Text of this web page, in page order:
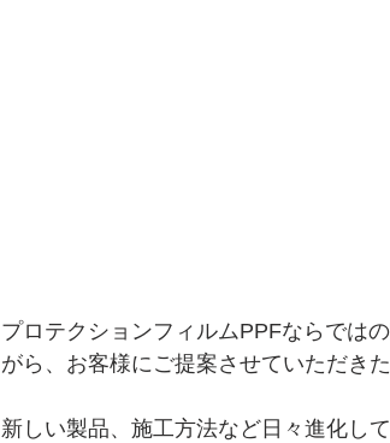
プロテクションフィルムPPFならでは
がら、お客様にご提案させていただき
新しい製品、施工方法など日々進化し